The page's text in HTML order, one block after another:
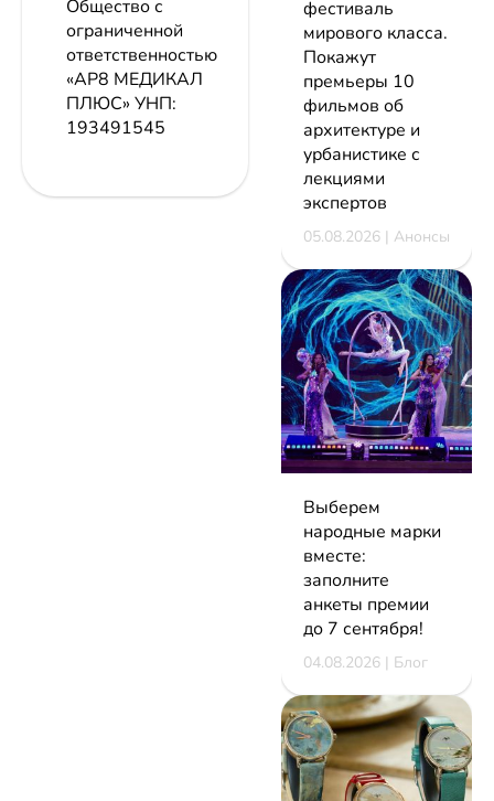
Общество с
ограниченной
ответственностью
«АР8 МЕДИКАЛ
ПЛЮС» УНП:
193491545
фестиваль
мирового класса.
Покажут
премьеры 10
фильмов об
архитектуре и
урбанистике с
лекциями
экспертов
05.08.2026 | Анонсы
Выберем
народные марки
вместе:
заполните
анкеты премии
до 7 сентября!
04.08.2026 | Блог